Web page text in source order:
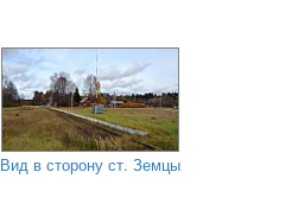
Вид в сторону ст. Земцы